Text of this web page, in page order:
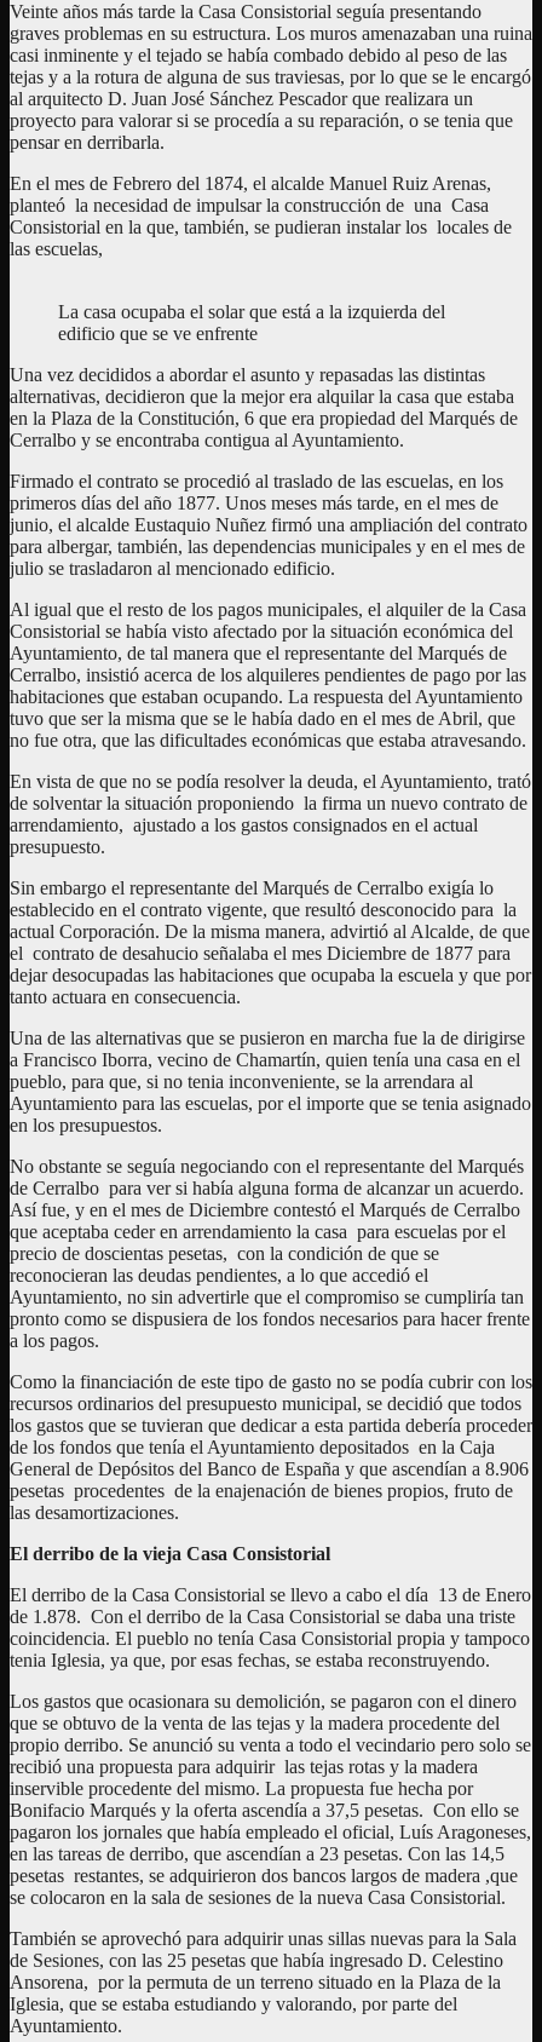
Veinte años más tarde la Casa Consistorial seguía presentando
graves problemas en su estructura. Los muros amenazaban una ruina
casi inminente y el tejado se había combado debido al peso de las
tejas y a la rotura de alguna de sus traviesas, por lo que se le encargó
al arquitecto D. Juan José Sánchez Pescador que realizara un
proyecto para valorar si se procedía a su reparación, o se tenia que
pensar en derribarla.
En el mes de Febrero del 1874, el alcalde Manuel Ruiz Arenas,
planteó la necesidad de impulsar la construcción de una Casa
Consistorial en la que, también, se pudieran instalar los locales de
las escuelas,
La casa ocupaba el solar que está a la izquierda del
edificio que se ve enfrente
Una vez decididos a abordar el asunto y repasadas las distintas
alternativas, decidieron que la mejor era alquilar la casa que estaba
en la Plaza de la Constitución, 6 que era propiedad del Marqués de
Cerralbo y se encontraba contigua al Ayuntamiento.
Firmado el contrato se procedió al traslado de las escuelas, en los
primeros días del año 1877. Unos meses más tarde, en el mes de
junio, el alcalde Eustaquio Nuñez firmó una ampliación del contrato
para albergar, también, las dependencias municipales y en el mes de
julio se trasladaron al mencionado edificio.
Al igual que el resto de los pagos municipales, el alquiler de la Casa
Consistorial se había visto afectado por la situación económica del
Ayuntamiento, de tal manera que el representante del Marqués de
Cerralbo, insistió acerca de los alquileres pendientes de pago por las
habitaciones que estaban ocupando. La respuesta del Ayuntamiento
tuvo que ser la misma que se le había dado en el mes de Abril, que
no fue otra, que las dificultades económicas que estaba atravesando.
En vista de que no se podía resolver la deuda, el Ayuntamiento, trató
de solventar la situación proponiendo la firma un nuevo contrato de
arrendamiento, ajustado a los gastos consignados en el actual
presupuesto.
Sin embargo el representante del Marqués de Cerralbo exigía lo
establecido en el contrato vigente, que resultó desconocido para la
actual Corporación. De la misma manera, advirtió al Alcalde, de que
el contrato de desahucio señalaba el mes Diciembre de 1877 para
dejar desocupadas las habitaciones que ocupaba la escuela y que por
tanto actuara en consecuencia.
Una de las alternativas que se pusieron en marcha fue la de dirigirse
a Francisco Iborra, vecino de Chamartín, quien tenía una casa en el
pueblo, para que, si no tenia inconveniente, se la arrendara al
Ayuntamiento para las escuelas, por el importe que se tenia asignado
en los presupuestos.
No obstante se seguía negociando con el representante del Marqués
de Cerralbo para ver si había alguna forma de alcanzar un acuerdo.
Así fue, y en el mes de Diciembre contestó el Marqués de Cerralbo
que aceptaba ceder en arrendamiento la casa para escuelas por el
precio de doscientas pesetas, con la condición de que se
reconocieran las deudas pendientes, a lo que accedió el
Ayuntamiento, no sin advertirle que el compromiso se cumpliría tan
pronto como se dispusiera de los fondos necesarios para hacer frente
a los pagos.
Como la financiación de este tipo de gasto no se podía cubrir con los
recursos ordinarios del presupuesto municipal, se decidió que todos
los gastos que se tuvieran que dedicar a esta partida debería proceder
de los fondos que tenía el Ayuntamiento depositados en la Caja
General de Depósitos del Banco de España y que ascendían a 8.906
pesetas procedentes de la enajenación de bienes propios, fruto de
las desamortizaciones.
El derribo de la vieja Casa Consistorial
El derribo de la Casa Consistorial se llevo a cabo el día 13 de Enero
de 1.878. Con el derribo de la Casa Consistorial se daba una triste
coincidencia. El pueblo no tenía Casa Consistorial propia y tampoco
tenia Iglesia, ya que, por esas fechas, se estaba reconstruyendo.
Los gastos que ocasionara su demolición, se pagaron con el dinero
que se obtuvo de la venta de las tejas y la madera procedente del
propio derribo. Se anunció su venta a todo el vecindario pero solo se
recibió una propuesta para adquirir las tejas rotas y la madera
inservible procedente del mismo. La propuesta fue hecha por
Bonifacio Marqués y la oferta ascendía a 37,5 pesetas. Con ello se
pagaron los jornales que había empleado el oficial, Luís Aragoneses,
en las tareas de derribo, que ascendían a 23 pesetas. Con las 14,5
pesetas restantes, se adquirieron dos bancos largos de madera ,que
se colocaron en la sala de sesiones de la nueva Casa Consistorial.
También se aprovechó para adquirir unas sillas nuevas para la Sala
de Sesiones, con las 25 pesetas que había ingresado D. Celestino
Ansorena, por la permuta de un terreno situado en la Plaza de la
Iglesia, que se estaba estudiando y valorando, por parte del
Ayuntamiento.